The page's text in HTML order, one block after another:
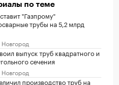
по теме
"Газпрому"
трубы на 5,2 млрд
выпуск труб квадратного и
сечения
производство труб на